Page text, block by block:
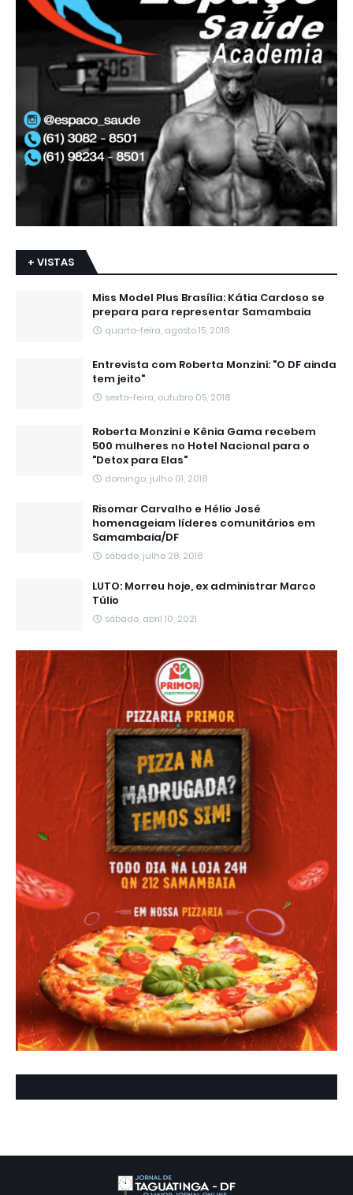
+ VISTAS
Miss Model Plus Brasília: Kátia Cardoso se
prepara para representar Samambaia
quarta-feira, agosto 15, 2018
Entrevista com Roberta Monzini: "O DF ainda
tem jeito"
sexta-feira, outubro 05, 2018
Roberta Monzini e Kênia Gama recebem
500 mulheres no Hotel Nacional para o
"Detox para Elas"
domingo, julho 01, 2018
Risomar Carvalho e Hélio José
homenageiam líderes comunitários em
Samambaia/DF
sábado, julho 28, 2018
LUTO: Morreu hoje, ex administrar Marco
Túlio
sábado, abril 10, 2021